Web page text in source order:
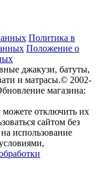
Политика в
Положение о
джакузи, батуты,
и матрасы.© 2002-
магазина:
отключить их
сайтом без
использование